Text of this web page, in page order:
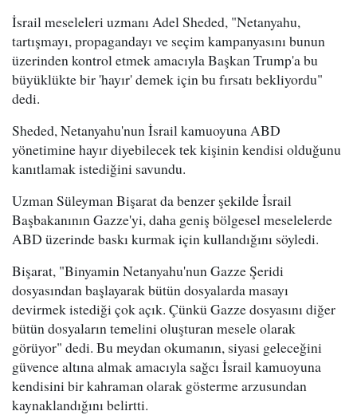
İsrail meseleleri uzmanı Adel Sheded, "Netanyahu,
tartışmayı, propagandayı ve seçim kampanyasını bunun
üzerinden kontrol etmek amacıyla Başkan Trump'a bu
büyüklükte bir 'hayır' demek için bu fırsatı bekliyordu"
dedi.
Sheded, Netanyahu'nun İsrail kamuoyuna ABD
yönetimine hayır diyebilecek tek kişinin kendisi olduğunu
kanıtlamak istediğini savundu.
Uzman Süleyman Bişarat da benzer şekilde İsrail
Başbakanının Gazze'yi, daha geniş bölgesel meselelerde
ABD üzerinde baskı kurmak için kullandığını söyledi.
Bişarat, "Binyamin Netanyahu'nun Gazze Şeridi
dosyasından başlayarak bütün dosyalarda masayı
devirmek istediği çok açık. Çünkü Gazze dosyasını diğer
bütün dosyaların temelini oluşturan mesele olarak
görüyor" dedi. Bu meydan okumanın, siyasi geleceğini
güvence altına almak amacıyla sağcı İsrail kamuoyuna
kendisini bir kahraman olarak gösterme arzusundan
kaynaklandığını belirtti.